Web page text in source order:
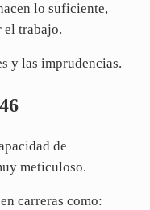
lo suficiente,
el trabajo.
y las imprudencias.
de
meticuloso.
carreras como: